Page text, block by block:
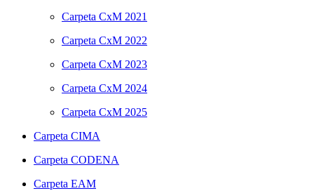
Carpeta CxM 2021
Carpeta CxM 2022
Carpeta CxM 2023
Carpeta CxM 2024
Carpeta CxM 2025
Carpeta CIMA
Carpeta CODENA
Carpeta EAM